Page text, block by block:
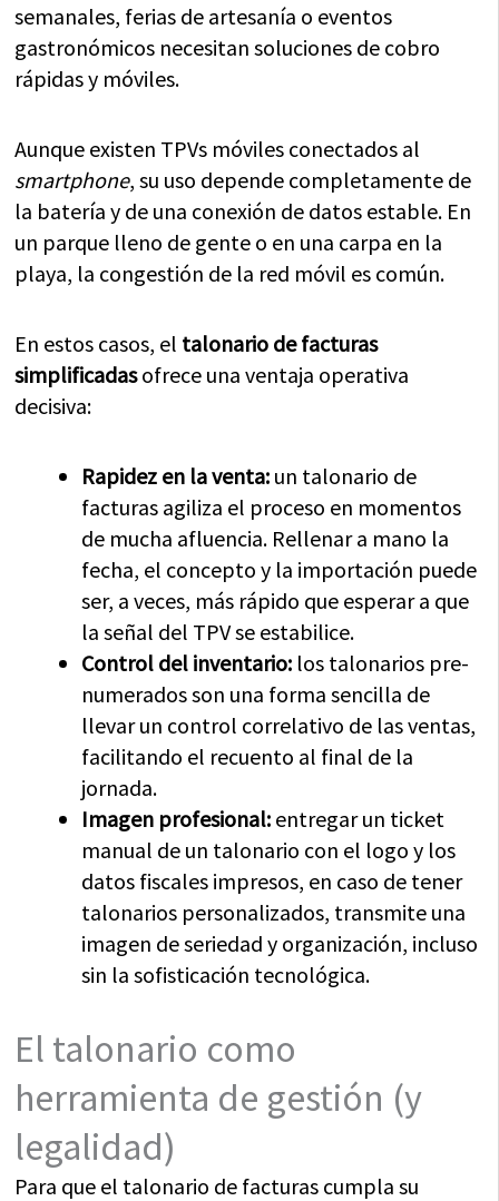
semanales, ferias de artesanía o eventos
gastronómicos necesitan soluciones de cobro
rápidas y móviles.
Aunque existen TPVs móviles conectados al
smartphone, su uso depende completamente de
la batería y de una conexión de datos estable. En
un parque lleno de gente o en una carpa en la
playa, la congestión de la red móvil es común.
En estos casos, el talonario de facturas
simplificadasofrece una ventaja operativa
decisiva:
Rapidez en la venta: un talonario de
facturas agiliza el proceso en momentos
de mucha afluencia. Rellenar a mano la
fecha, el concepto y la importación puede
ser, a veces, más rápido que esperar a que
la señal del TPV se estabilice.
Control del inventario: los talonarios pre-
numerados son una forma sencilla de
llevar un control correlativo de las ventas,
facilitando el recuento al final de la
jornada.
Imagen profesional: entregar un ticket
manual de un talonario con el logo y los
datos fiscales impresos, en caso de tener
talonarios personalizados, transmite una
imagen de seriedad y organización, incluso
sin la sofisticación tecnológica.
El talonario como
herramienta de gestión (y
legalidad)
Para que el talonario de facturas cumpla su